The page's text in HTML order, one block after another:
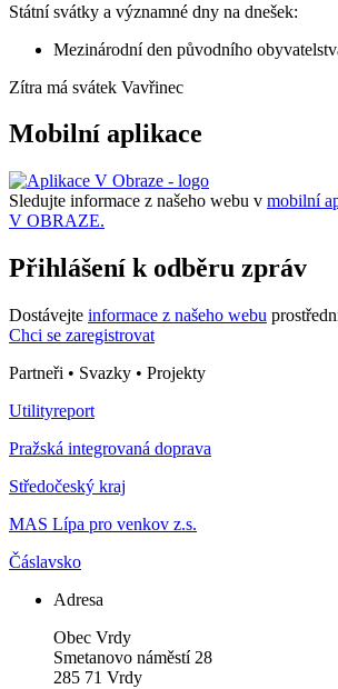
Státní svátky a významné dny na dnešek:
Mezinárodní den původního
Zítra má svátek Vavřinec
Mobilní aplikace
Sledujte informace z našeho webu v mobilní
V OBRAZE.
Přihlášení k odběru zpráv
Dostávejte informace z našeho webu
Chci se zaregistrovat
Partneři • Svazky • Projekty
Utilityreport
Pražská integrovaná doprava
Středočeský kraj
MAS Lípa pro venkov z.s.
Čáslavsko
Adresa
Obec Vrdy
Smetanovo náměstí 28
285 71 Vrdy